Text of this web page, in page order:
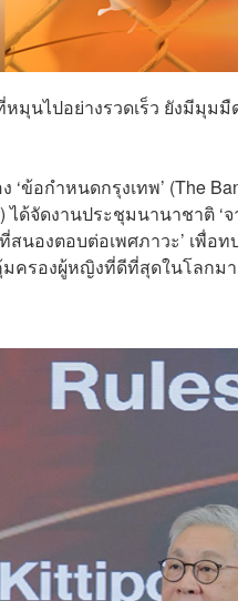
มุนไปอย่างรวดเร็ว ยังมีมุ
‘ข้อกำหนดกรุงเทพ’ (The
ได้จัดงานประชุมนานาชาติ
นองตอบต่อเพศภาวะ’ เพื่
ครองผู้หญิงที่ดีที่สุดในโลกม